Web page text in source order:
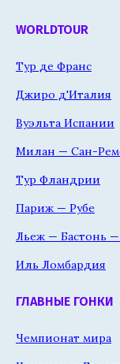
WORLDTOUR
Тур де Франс
Джиро д'Италия
Вуэльта Испании
Милан — Сан-
Тур Фландрии
Париж — Рубе
Льеж — Бастонь
Иль Ломбардия
ГЛАВНЫЕ ГОНКИ
Чемпионат мира